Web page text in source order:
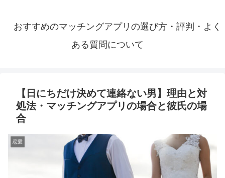
おすすめのマッチングアプリの選び方・評判・よく
ある質問について
【日にちだけ決めて連絡ない男】理由と対
処法・マッチングアプリの場合と彼氏の場
合
恋愛